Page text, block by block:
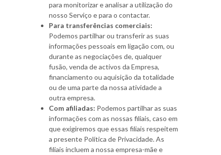
para monitorizar e analisar a utilização do
nosso Serviço e para o contactar.
Para transferências comerciais:
Podemos partilhar ou transferir as suas
informações pessoais em ligação com, ou
durante as negociações de, qualquer
fusão, venda de activos da Empresa,
financiamento ou aquisição da totalidade
ou de uma parte da nossa atividade a
outra empresa.
Com afiliadas: Podemos partilhar as suas
informações com as nossas filiais, caso em
que exigiremos que essas filiais respeitem
a presente Política de Privacidade. As
filiais incluem a nossa empresa-mãe e